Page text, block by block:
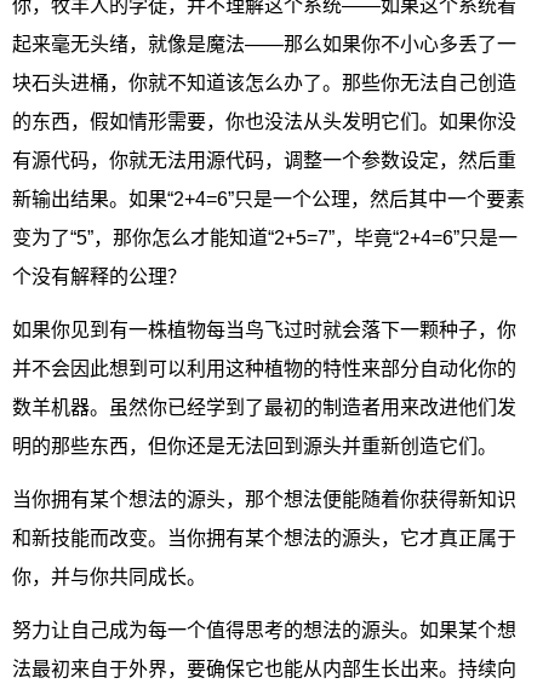
你，牧羊人的学徒，并不理解这个系统——如果这个系统看
起来毫无头绪，就像是魔法——那么如果你不小心多丢了一
块石头进桶，你就不知道该怎么办了。那些你无法自己创造
的东西，假如情形需要，你也没法从头发明它们。如果你没
有源代码，你就无法用源代码，调整一个参数设定，然后重
新输出结果。如果“2+4=6”只是一个公理，然后其中一个要素
变为了“5”，那你怎么才能知道“2+5=7”，毕竟“2+4=6”只是一
个没有解释的公理？
如果你见到有一株植物每当鸟飞过时就会落下一颗种子，你
并不会因此想到可以利用这种植物的特性来部分自动化你的
数羊机器。虽然你已经学到了最初的制造者用来改进他们发
明的那些东西，但你还是无法回到源头并重新创造它们。
当你拥有某个想法的源头，那个想法便能随着你获得新知识
和新技能而改变。当你拥有某个想法的源头，它才真正属于
你，并与你共同成长。
努力让自己成为每一个值得思考的想法的源头。如果某个想
法最初来自于外界，要确保它也能从内部生长出来。持续向